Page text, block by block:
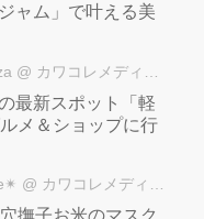
ャム」で叶える美
@ カワコレメディア編集部
最新スポット「軽
メ＆ショップに行
@ カワコレメディア編集部